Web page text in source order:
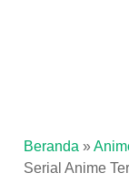
Beranda »
Serial Anime